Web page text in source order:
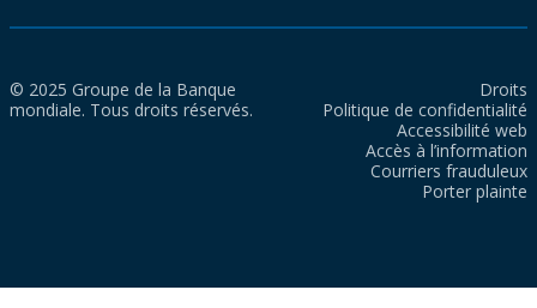
© 2025 Groupe de la Banque
mondiale. Tous droits réservés.
Droits
Politique de confidentialité
Accessibilité web
Accès à l’information
Courriers frauduleux
Porter plainte